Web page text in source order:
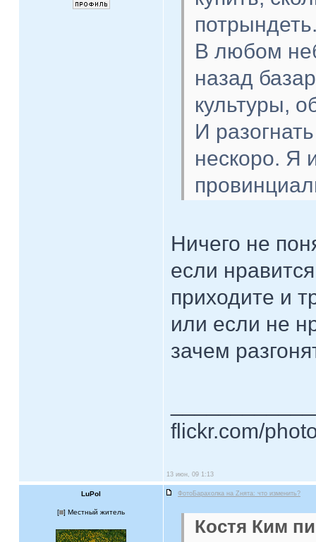
В любом
назад
культуры,
И
нескоро. Я
Ничего не
если
приходите и
или если не
зачем
flickr.com/
13 июн, 09 1:13
LuPol ФотоБарахолка на Zнята: что изменить?
[ ] Местный житель
Костя Ким